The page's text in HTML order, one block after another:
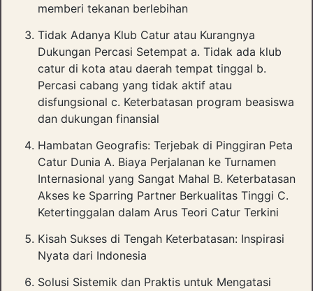
memberi tekanan berlebihan
Tidak Adanya Klub Catur atau Kurangnya
Dukungan Percasi Setempat a. Tidak ada klub
catur di kota atau daerah tempat tinggal b.
Percasi cabang yang tidak aktif atau
disfungsional c. Keterbatasan program beasiswa
dan dukungan finansial
Hambatan Geografis: Terjebak di Pinggiran Peta
Catur Dunia A. Biaya Perjalanan ke Turnamen
Internasional yang Sangat Mahal B. Keterbatasan
Akses ke Sparring Partner Berkualitas Tinggi C.
Ketertinggalan dalam Arus Teori Catur Terkini
Kisah Sukses di Tengah Keterbatasan: Inspirasi
Nyata dari Indonesia
Solusi Sistemik dan Praktis untuk Mengatasi